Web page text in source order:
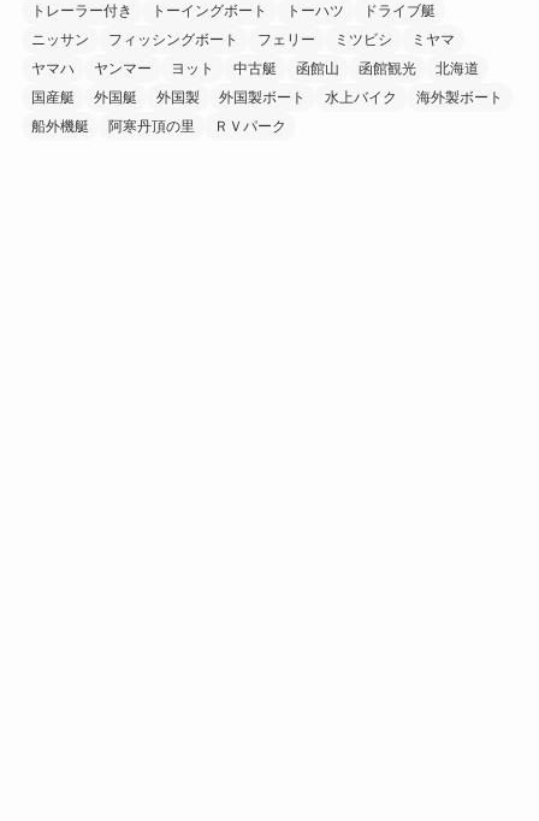
トレーラー付き
トーイングボート トーハツ
ドライブ艇
ニッサン
フィッシングボート フェリー ミツビシ
ミヤマ
ヤマハ
ヤンマー ヨット 中古艇 函館山 函館観光
北海道
国産艇
外国艇 外国製 外国製ボート 水上バイク
海外製ボート
船外機艇
阿寒丹頂の里 ＲＶパーク